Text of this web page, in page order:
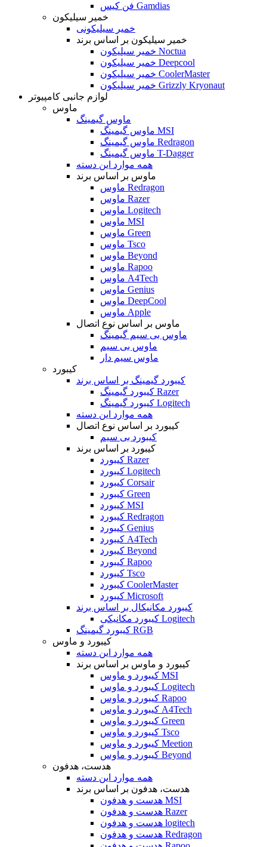
فن کیس Gamdias
خمیر سیلیکون
خمیر سیلیکونی
خمیر سیلیکون بر اساس برند
خمیر سیلیکون Noctua
خمیر سیلیکون Deepcool
خمیر سیلیکون CoolerMaster
خمیر سیلیکون Grizzly Kryonaut
لوازم جانبی کامپیوتر
ماوس
ماوس گیمینگ
ماوس گیمینگ MSI
ماوس گیمینگ Redragon
ماوس گیمینگ T-Dagger
همه موارد این دسته
ماوس بر اساس برند
ماوس Redragon
ماوس Razer
ماوس Logitech
ماوس MSI
ماوس Green
ماوس Tsco
ماوس Beyond
ماوس Rapoo
ماوس A4Tech
ماوس Genius
ماوس DeepCool
ماوس Apple
ماوس بر اساس نوع اتصال
ماوس بی سیم گیمینگ
ماوس بی سیم
ماوس سیم دار
کیبورد
کیبورد گیمینگ بر اساس برند
کیبورد گیمینگ Razer
کیبورد گیمینگ Logitech
همه موارد این دسته
کیبورد بر اساس نوع اتصال
کیبورد بی سیم
کیبورد بر اساس برند
کیبورد Razer
کیبورد Logitech
کیبورد Corsair
کیبورد Green
کیبورد MSI
کیبورد Redragon
کیبورد Genius
کیبورد A4Tech
کیبورد Beyond
کیبورد Rapoo
کیبورد Tsco
کیبورد CoolerMaster
کیبورد Microsoft
کیبورد مکانیکال بر اساس برند
کیبورد مکانیکی Logitech
کیبورد گیمینگ RGB
کیبورد و ماوس
همه موارد این دسته
کیبورد و ماوس بر اساس برند
کیبورد و ماوس MSI
کیبورد و ماوس Logitech
کیبورد و ماوس Rapoo
کیبورد و ماوس A4Tech
کیبورد و ماوس Green
کیبورد و ماوس Tsco
کیبورد و ماوس Meetion
کیبورد و ماوس Beyond
هدست، هدفون
همه موارد این دسته
هدست، هدفون بر اساس برند
هدست و هدفون MSI
هدست و هدفون Razer
هدست و هدفون logitech
هدست و هدفون Redragon